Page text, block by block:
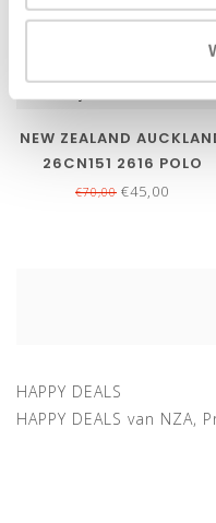
NEW ZEALAND
26CN151 2616 POLO
DONKERBLAUW
€70,00 €45,00
HAPPY DEALS
HAPPY DEALS van NZA,